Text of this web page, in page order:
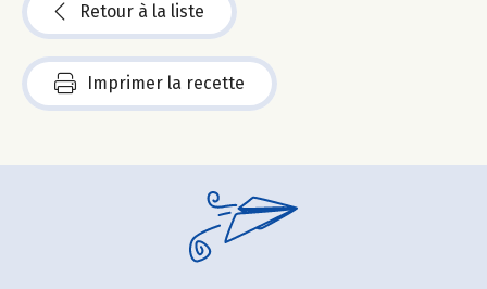
Retour à la liste
Imprimer la recette